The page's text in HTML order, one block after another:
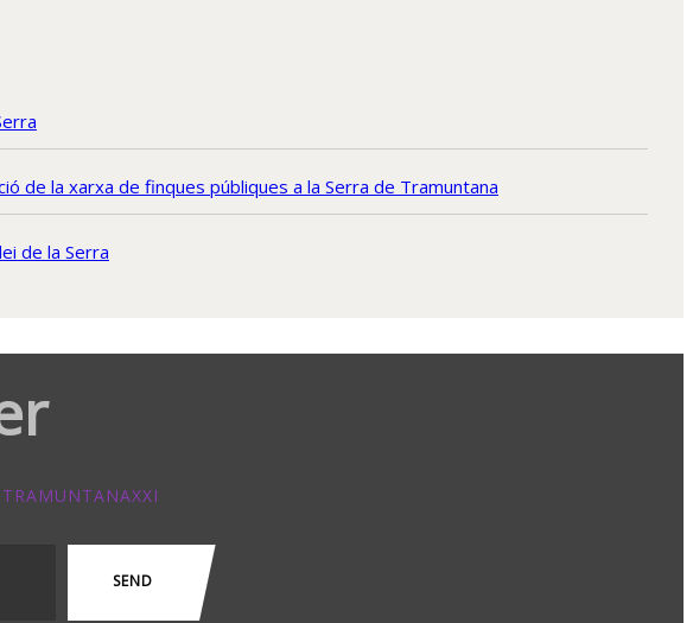
de la xarxa de finques públiques a la Serra de Tramuntana
de la Serra